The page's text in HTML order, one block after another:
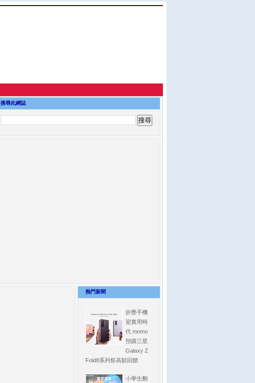
搜尋此網誌
熱門新聞
折疊手機
迎實用時
代 momo
預購三星
Galaxy Z
Fold8系列祭高額回饋
小學生翻